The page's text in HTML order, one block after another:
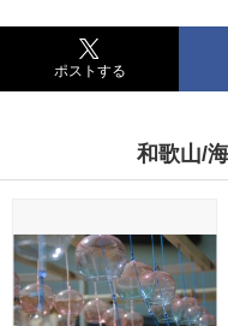
ポストする
和歌山/